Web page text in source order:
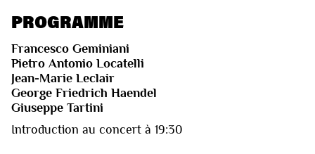
PROGRAMME
Francesco Geminiani
Pietro Antonio Locatelli
Jean-Marie Leclair
George Friedrich Haendel
Giuseppe Tartini
Introduction au concert à 19:30